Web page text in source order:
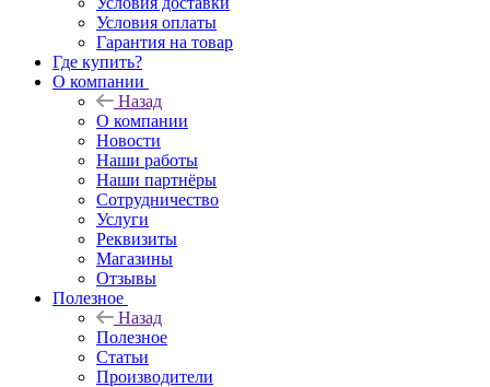
Условия оплаты
Гарантия на товар
Где купить?
О компании
Назад
О компании
Новости
Наши работы
Наши партнёры
Сотрудничество
Услуги
Реквизиты
Магазины
Отзывы
Полезное
Назад
Полезное
Статьи
Производители